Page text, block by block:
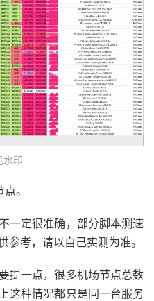
水印
。
一定很准确，部分脚本测速
参考，请以自己实测为准。
提一点，很多机场节点总数
这种情况都只是同一台服务